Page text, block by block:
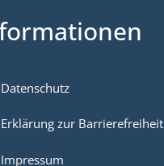
Datenschutz
Erklärung zur Barrierefreiheit
Impressum